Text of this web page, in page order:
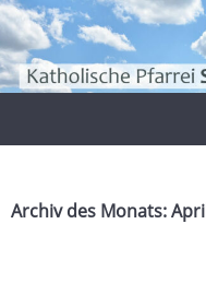
Zum
Inhalt
springen
Archiv des Monats: